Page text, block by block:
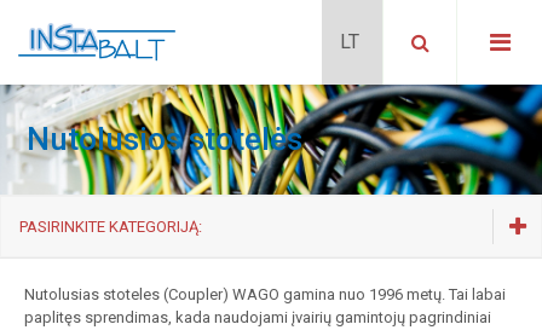
Nutolusios stotelės
PASIRINKITE KATEGORIJĄ:
Valdikliai (PLC)
Nutolusias stoteles (Coupler) WAGO gamina nuo 1996 metų. Tai labai
paplitęs sprendimas, kada naudojami įvairių gamintojų pagrindiniai